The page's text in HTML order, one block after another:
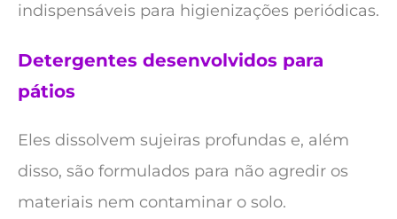
indispensáveis para higienizações periódicas.
Detergentes desenvolvidos para
pátios
Eles dissolvem sujeiras profundas e, além
disso, são formulados para não agredir os
materiais nem contaminar o solo.